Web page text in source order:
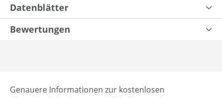
Datenblätter
Bewertungen
Genauere Informationen zur kostenlosen